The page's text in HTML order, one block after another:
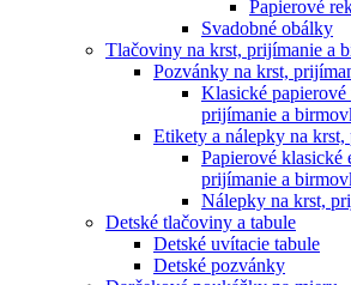
Papierové
Svadobné obálky
Tlačoviny na krst, prijímanie a
Pozvánky na krst,
Klasické
prijímanie a
Etikety a nálepky na
Papierové klasické
prijímanie a
Nálepky na krst,
Detské tlačoviny a tabule
Detské uvítacie tabule
Detské pozvánky